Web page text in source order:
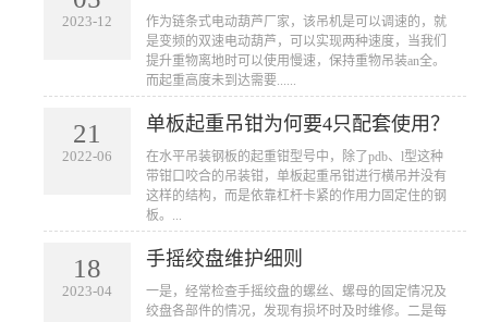
2023-12
作为链条式电动葫芦厂家，该吊机是可以调速的，就
是变频的双速电动葫芦，可以实现两种速度，当我们
提升重物离地时可以使用慢速，保持重物吊装an全。
而起重高度未到达需要......
21
2022-06
单板起重吊钳为何要4只配套使用？
​在水平吊装钢板的起重钳型号中，除了pdb、l型这种
带钳口咬合的吊装钳，单板起重吊钳进行横吊并没有
这样的结构，而是依靠杠杆卡紧的作用力固定住的钢
板。...
18
2023-04
手摇绞盘维护细则
一是，经常检查手摇绞盘的螺丝、螺母的固定情况及
绞盘各部件的情况，发现有损坏时及时维修。二是每